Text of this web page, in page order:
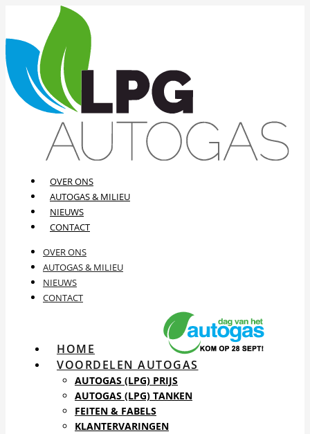
OVER ONS
AUTOGAS & MILIEU
NIEUWS
CONTACT
OVER ONS
AUTOGAS & MILIEU
NIEUWS
CONTACT
HOME
VOORDELEN AUTOGAS
AUTOGAS (LPG) PRIJS
AUTOGAS (LPG) TANKEN
FEITEN & FABELS
KLANTERVARINGEN